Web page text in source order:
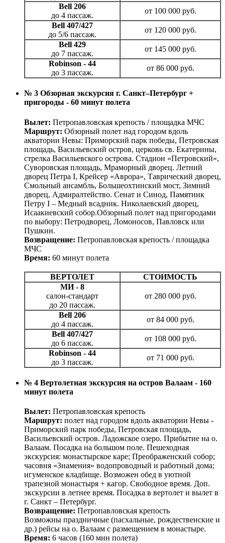
Bell 206
до 4 пассаж.
от 100 000 руб.
Bell 407/427
до 5/6 пассаж.
от 120 000 руб.
Bell 429
до 7 пассаж.
от 145 000 руб.
Robinson - 44
до 3 пассаж.
от 86 000 руб.
№ 3 Обзорная экскурсия г. Санкт–Петербург +
пригороды - 60 минут полета
Вылет: Петропавловская крепость / площадка МЧС
Маршрут: Обзорный полет над городом вдоль
акватории Невы: Приморский парк победы, Петровская
площадь, Васильевский остров, церковь св. Екатерины,
стрелка Васильевского острова. Стадион «Петровский»,
Суворовская площадь, Мраморный дворец. Летний
дворец Петра I, Крейсер «Аврора», Таврический дворец,
Смольный ансамбль, Большеохтинский мост, Зимний
дворец, Адмиралтейство. Сенат и Синод, Памятник
Петру I – Медный всадник. Николаевский дворец,
Исаакиевский собор.Обзорный полет над пригородами
по выбору: Петродворец, Ломоносов, Павловск или
Пушкин.
Возвращение: Петропавловская крепость / площадка
МЧС
Время: 60 минут полета
ВЕРТОЛЕТ
СТОИМОСТЬ
МИ - 8
салон-стандарт
до 20 пассаж.
от 280 000 руб.
Bell 206
до 4 пассаж.
от 84 000 руб.
Bell 407/427
до 6 пассаж.
от 108 000 руб.
Robinson - 44
до 3 пассаж.
от 71 000 руб.
№ 4 Вертолетная экскурсия на остров Валаам - 160
минут полета
Вылет: Петропавловская крепость
Маршрут: полет над городом вдоль акватории Невы -
Приморский парк победы, Петровская площадь,
Васильевский остров. Ладожское озеро. Прибытие на о.
Валаам. Посадка на большом поле. Пешеходная
экскурсия: монастырское каре; Преображенский собор;
часовня «Знамения» водопроводный и работный дома;
игуменское кладбище. Возможен обед в уютной
трапезной монастыря + кагор. Свободное время. Доп.
экскурсии в летнее время. Посадка в вертолет и вылет в
г. Санкт – Петербург.
Возвращение: Петропавловская крепость
Возможны праздничные (пасхальные, рождественские и
др.) рейсы на о. Валаам с размещением в монастыре.
Время: 6 часов (160 мин полета)